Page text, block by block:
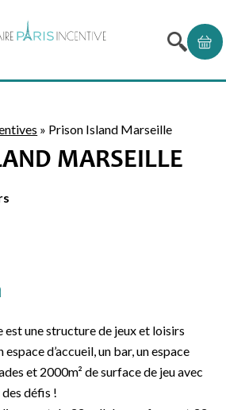
» Prison Island Marseille
MARSEILLE
une structure de jeux et loisirs
d’accueil, un bar, un espace
et 2000m² de surface de jeu avec
défis !